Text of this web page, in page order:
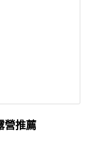
營推薦